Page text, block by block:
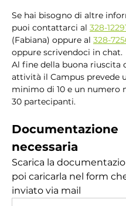
Se hai bisogno di altre
puoi contattarci al 328-
(Fabiana) oppure al 328-
oppure scrivendoci in chat.
Al fine della buona riuscita
attività il Campus prevede
minimo di 10 e un numero
30 partecipanti.
Documentazione
necessaria
Scarica la
poi caricarla nel form
inviato via mail